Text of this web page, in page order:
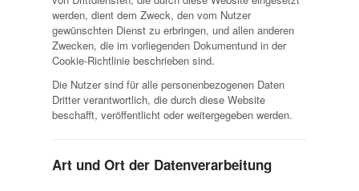
werden, dient dem Zweck, den vom Nutzer
gewünschten Dienst zu erbringen, und allen anderen
Zwecken, die im vorliegenden Dokumentund in der
Cookie-Richtlinie beschrieben sind.
Die Nutzer sind für alle personenbezogenen Daten
Dritter verantwortlich, die durch diese Website
beschafft, veröffentlicht oder weitergegeben werden.
Art und Ort der Datenverarbeitung